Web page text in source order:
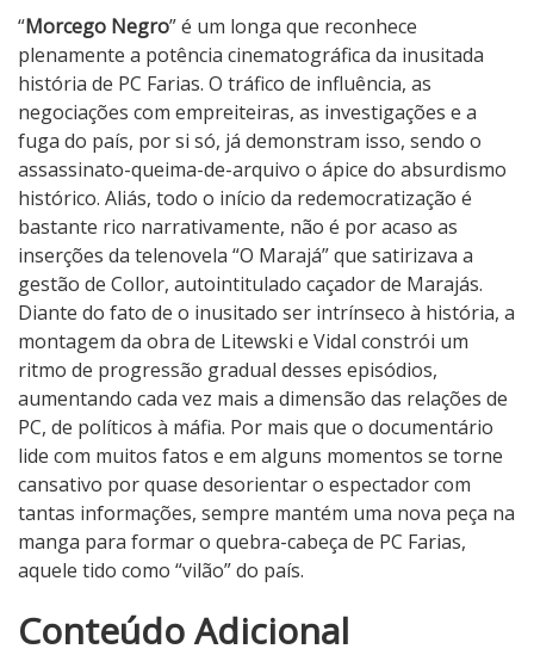
“Morcego Negro” é um longa que reconhece
plenamente a potência cinematográfica da inusitada
história de PC Farias. O tráfico de influência, as
negociações com empreiteiras, as investigações e a
fuga do país, por si só, já demonstram isso, sendo o
assassinato-queima-de-arquivo o ápice do absurdismo
histórico. Aliás, todo o início da redemocratização é
bastante rico narrativamente, não é por acaso as
inserções da telenovela “O Marajá” que satirizava a
gestão de Collor, autointitulado caçador de Marajás.
Diante do fato de o inusitado ser intrínseco à história, a
montagem da obra de Litewski e Vidal constrói um
ritmo de progressão gradual desses episódios,
aumentando cada vez mais a dimensão das relações de
PC, de políticos à máfia. Por mais que o documentário
lide com muitos fatos e em alguns momentos se torne
cansativo por quase desorientar o espectador com
tantas informações, sempre mantém uma nova peça na
manga para formar o quebra-cabeça de PC Farias,
aquele tido como “vilão” do país.
N
Conteúdo Adicional